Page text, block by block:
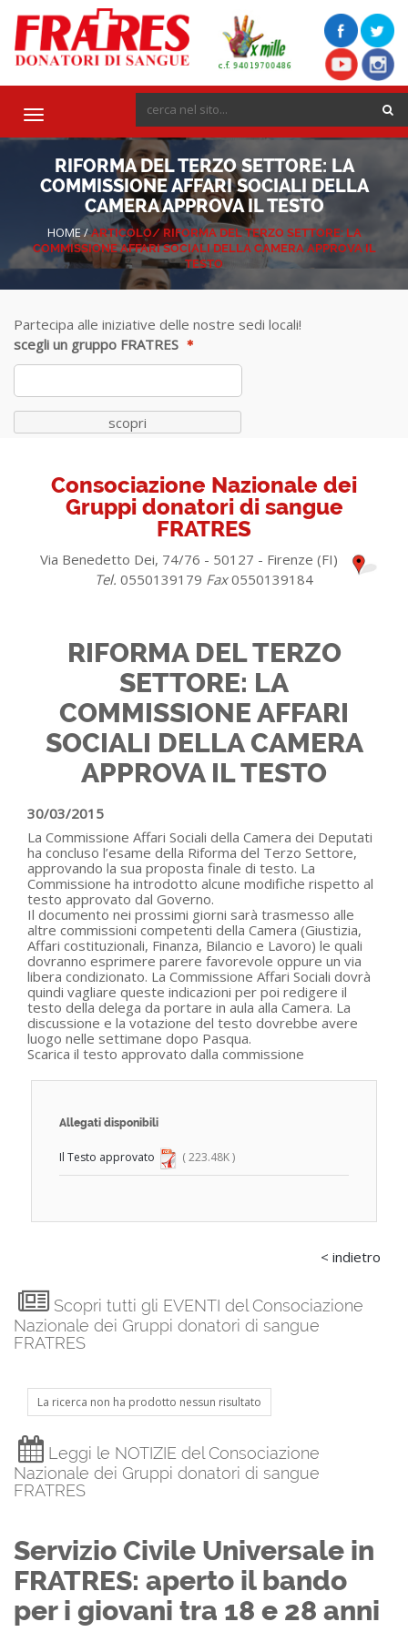
Toggle
RIFORMA DEL TERZO SETTORE: LA
COMMISSIONE AFFARI SOCIALI DELLA
CAMERA APPROVA IL TESTO
HOME/ARTICOLO/ RIFORMA DEL TERZO SETTORE: LA
COMMISSIONE AFFARI SOCIALI DELLA CAMERA APPROVA IL
TESTO
Partecipa alle iniziative delle nostre sedi locali!
scegli un gruppo FRATRES
scopri
Consociazione Nazionale dei
Gruppi donatori di sangue
FRATRES
Via Benedetto Dei, 74/76 - 50127 - Firenze (FI)
Tel. 0550139179 Fax0550139184
RIFORMA DEL TERZO
SETTORE: LA
COMMISSIONE AFFARI
SOCIALI DELLA CAMERA
APPROVA IL TESTO
30/03/2015
La Commissione Affari Sociali della Camera dei Deputati
ha concluso l’esame della Riforma del Terzo Settore,
approvando la sua proposta finale di testo. La
Commissione ha introdotto alcune modifiche rispetto al
testo approvato dal Governo.
Il documento nei prossimi giorni sarà trasmesso alle
altre commissioni competenti della Camera (Giustizia,
Affari costituzionali, Finanza, Bilancio e Lavoro) le quali
dovranno esprimere parere favorevole oppure un via
libera condizionato. La Commissione Affari Sociali dovrà
quindi vagliare queste indicazioni per poi redigere il
testo della delega da portare in aula alla Camera. La
discussione e la votazione del testo dovrebbe avere
luogo nelle settimane dopo Pasqua.
Scarica il testo approvato dalla commissione
Allegati disponibili
Il Testo approvato ( 223.48K )
< indietro
Scopri tutti gli EVENTI del Consociazione
Nazionale dei Gruppi donatori di sangue
FRATRES
La ricerca non ha prodotto nessun risultato
Leggi le NOTIZIE del Consociazione
Nazionale dei Gruppi donatori di sangue
FRATRES
Servizio Civile Universale in
FRATRES: aperto il bando
per i giovani tra 18 e 28 anni